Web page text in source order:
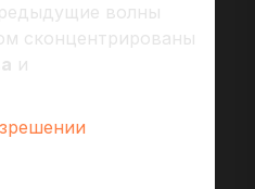
волны
сконцентрированы
и